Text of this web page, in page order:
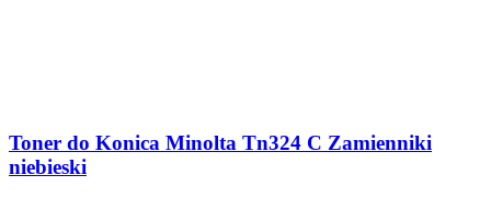
Toner do Konica Minolta Tn324 C Zamienniki
niebieski